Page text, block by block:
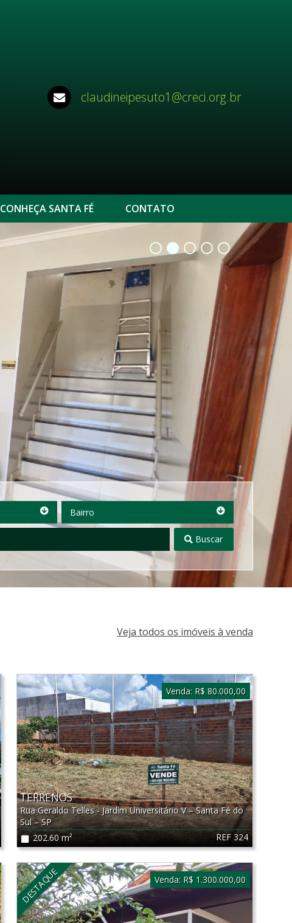
claudineipesuto1@creci.org.br
CONHEÇA SANTA FÉ CONTATO
Bairro
Buscar
• • • •
Veja todos os imóveis à venda
REF 324
TERRENOS
Rua Geraldo Telles - Jardim Universitário V–Santa Fé do
Sul–SP
202.60 m²
Venda: R$ 80.000,00
DESTAQUE Venda: R$ 1.300.000,00